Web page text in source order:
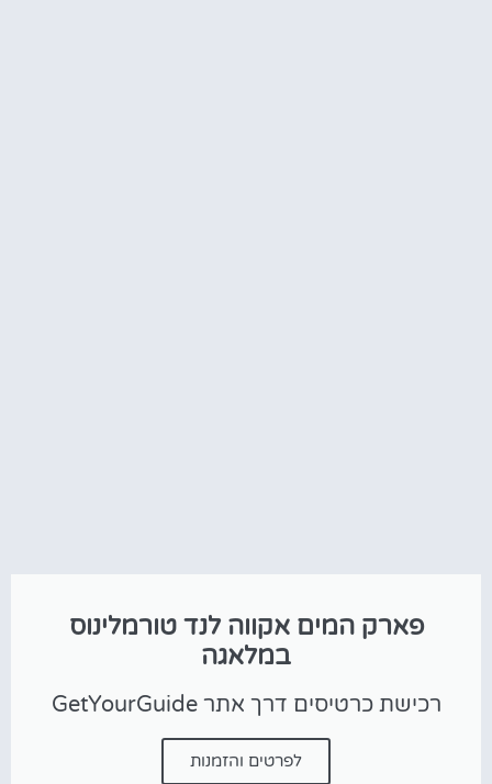
פארק המים אקווה לנד טורמלינוס
במלאגה
רכישת כרטיסים דרך אתר GetYourGuide
לפרטים והזמנות